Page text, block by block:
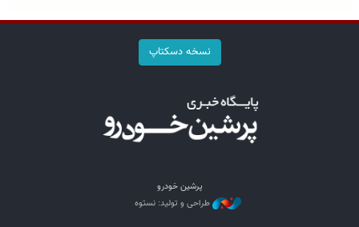
نسخه دسکتاپ
پرشین خودرو
طراحی و تولید: نستوه